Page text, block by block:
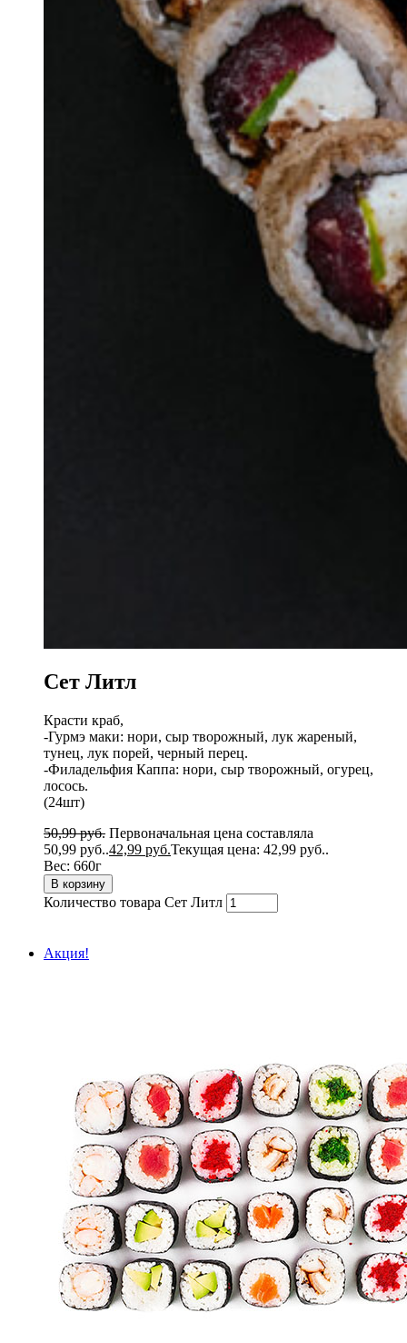
Сет Литл
Красти краб,
-Гурмэ маки: нори, сыр творожный, лук жареный,
тунец, лук порей, черный перец.
-Филадельфия Каппа: нори, сыр творожный, огурец,
лосось.
(24шт)
50,99руб. Первоначальная цена составляла
50,99 руб..42,99 руб.Текущая цена: 42,99 руб..
Вес: 660г
В корзину
Количество товара Сет Литл
Акция!